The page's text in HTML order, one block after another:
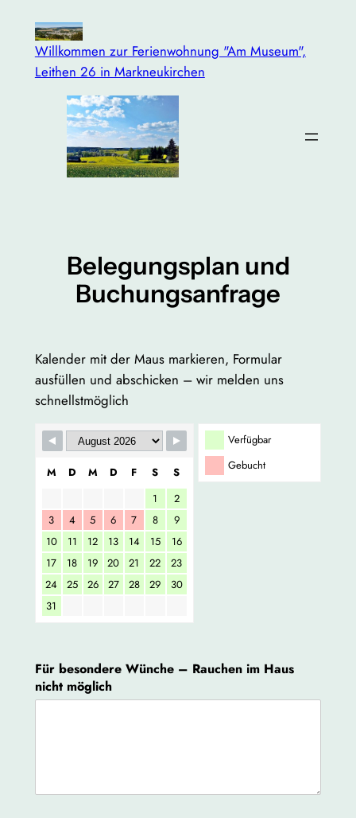
Inhalt
springenWillkommen zur Ferienwohnung "Am Museum",
Leithen 26 in Markneukirchen
Belegungsplan und
Buchungsanfrage
Kalender mit der Maus markieren, Formular
ausfüllen und abschicken – wir melden uns
schnellstmöglich
Verfügbar
Gebucht
M D M D F S
S
1
2
3
4 5 6 7 8
9
10
11 12 13 14 15
16
17
18 19 20 21 22
23
24
25 26 27 28 29
30
31
Für besondere Wünche – Rauchen im Haus
nicht möglich